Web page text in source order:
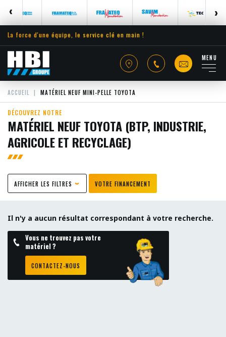
La force d'une équipe, le service clé en main !
MENU
ACCUEIL MATÉRIEL NEUF MINI-PELLE TOYOTA
DÉCOUVREZ NOTRE
MATÉRIEL NEUF TOYOTA (BTP, INDUSTRIE,
AGRICOLE ET RECYCLAGE)
AFFICHER LES FILTRES VOTRE FINANCEMENT
Il n'y a aucun résultat correspondant à votre recherche.
Vous ne trouvez pas votre
matériel ?
CONTACTEZ-NOUS